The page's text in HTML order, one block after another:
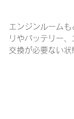
エンジンルーム
リやバッテリー
交換が必要ない状